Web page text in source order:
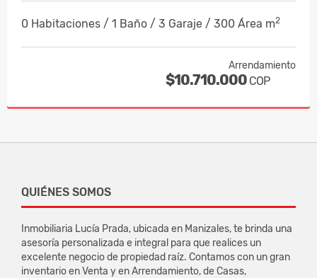
0 Habitaciones / 1 Baño / 3 Garaje / 300 Área m2
Arrendamiento
$10.710.000 COP
QUIÉNES SOMOS
Inmobiliaria Lucía Prada, ubicada en Manizales, te brinda una
asesoría personalizada e integral para que realices un
excelente negocio de propiedad raíz. Contamos con un gran
inventario en Venta y en Arrendamiento, de Casas,